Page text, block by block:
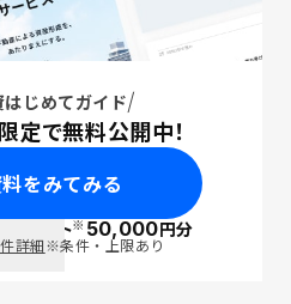
じめてガイド
定で無料公開中！
をみてみる
ポイント※50,000円分
詳細※条件・上限あり